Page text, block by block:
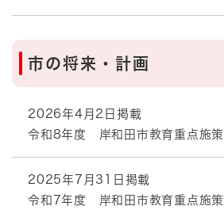
市の将来・計画
2026年4月2日掲載
令和8年度 岸和田市教育重点施策
2025年7月31日掲載
令和7年度 岸和田市教育重点施策